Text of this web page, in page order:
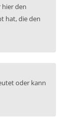
hier den
hat, die den
oder kann